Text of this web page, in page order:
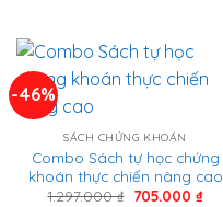
-46%
SÁCH CHỨNG KHOÁN
Combo Sách tự học chứng
khoán thực chiến nâng cao
1.297.000₫ Giá
705.000 ₫Giá